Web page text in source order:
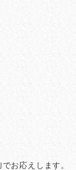
｣でお応えします。